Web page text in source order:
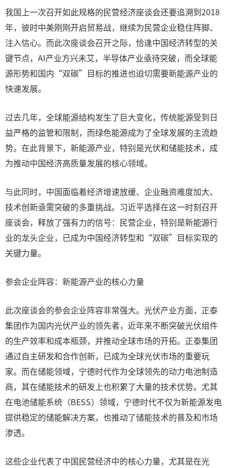
我国上一次召开如此规格的民营经济座谈会还要追溯到2018
年，彼时中美刚刚开启贸易战，继续为民营企业稳住阵脚、
注入信心。而此次座谈会召开之际，恰逢中国经济转型的关
键节点，AI产业方兴未艾，半导体产业亟待突破，而全球能
源形势和国内“双碳”目标的推进也迫切需要新能源产业的
快速发展。
过去几年，全球能源结构发生了巨大变化，传统能源受到日
益严格的监管和限制，而绿色能源成为了全球发展的主流趋
势。在此背景下，新能源产业，特别是光伏和储能技术，成
为推动中国经济高质量发展的核心领域。
与此同时，中国面临着经济增速放缓、企业融资难度加大、
技术创新亟需突破的多重挑战。习近平选择在这一时刻召开
座谈会，释放了强有力的信号：民营企业，特别是新能源行
业的龙头企业，已成为中国经济转型和“双碳”目标实现的
关键力量。
参会企业阵容：新能源产业的核心力量
此次座谈会的参会企业阵容非常强大。光伏产业方面，正泰
集团作为国内光伏产业的领先者，近年来不断突破光伏组件
的生产效率和成本瓶颈，并推动全球市场的开拓。正泰集团
通过自主研发和合作创新，已成为全球光伏市场的重要玩
家。而在储能领域，宁德时代作为全球领先的动力电池制造
商，其在储能技术的研发上也积累了大量的技术优势。尤其
在电池储能系统（BESS）领域，宁德时代不仅为新能源发电
提供稳定的储能解决方案，也推动了储能技术的普及和市场
渗透。
这些企业代表了中国民营经济中的核心力量，尤其是在光